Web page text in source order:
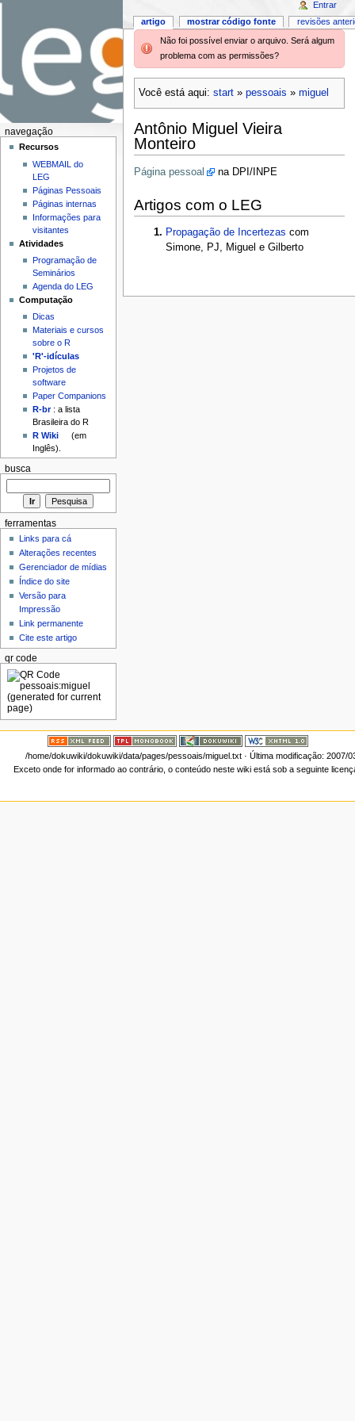
Não foi possível enviar o arquivo. Será algum
problema com as permissões?
Você está aqui: start» pessoais » miguel
Antônio Miguel Vieira
Monteiro
Página pessoal na DPI/INPE
Artigos com o LEG
Propagação de Incertezas com
Simone, PJ, Miguel e Gilberto
artigo mostrar código fonte revisões
Entrar
navegação
Recursos
WEBMAIL do
LEG
Páginas Pessoais
Páginas internas
Informações para
visitantes
Atividades
Programação de
Seminários
Agenda do LEG
Computação
Dicas
Materiais e cursos
sobre o R
'R'-idículas
Projetos de
software
Paper Companions
R-br: a lista
Brasileira do R
R Wiki
(em
Inglês).
busca
ferramentas
Links para cá
Alterações recentes
Gerenciador de mídias
Índice do site
Versão para
Impressão
Link permanente
Cite este artigo
qr code
/home/dokuwiki/dokuwiki/data/pages/pessoais/miguel.txt· Última modificação: 2007/
Exceto onde for informado ao contrário, o conteúdo neste wiki está sob a seguinte